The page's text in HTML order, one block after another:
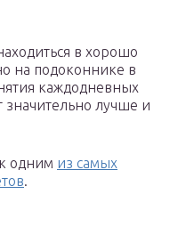
в хорошо
на подоконнике в
каждодневных
значительно лучше и
одним из самых
.